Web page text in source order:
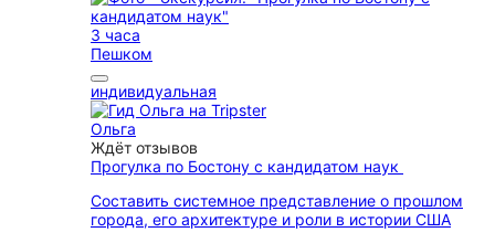
3 часа
Пешком
индивидуальная
Ольга
Ждёт отзывов
Прогулка по Бостону с кандидатом наук
Составить системное представление о прошлом
города, его архитектуре и роли в истории США